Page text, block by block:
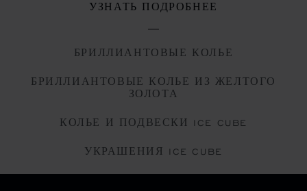
УЗНАТЬ ПОДРОБНЕЕ
БРИЛЛИАНТОВЫЕ КОЛЬЕ
БРИЛЛИАНТОВЫЕ КОЛЬЕ ИЗ ЖЕЛТОГО
ЗОЛОТА
КОЛЬЕ И ПОДВЕСКИ ICE CUBE
УКРАШЕНИЯ ICE CUBE